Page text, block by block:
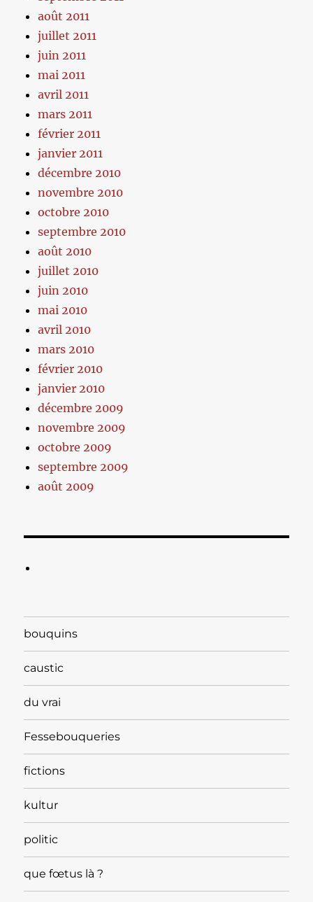
août 2011
juillet 2011
juin 2011
mai 2011
avril 2011
mars 2011
février 2011
janvier 2011
décembre 2010
novembre 2010
octobre 2010
septembre 2010
août 2010
juillet 2010
juin 2010
mai 2010
avril 2010
mars 2010
février 2010
janvier 2010
décembre 2009
novembre 2009
octobre 2009
septembre 2009
août 2009
bouquins
caustic
du vrai
Fessebouqueries
fictions
kultur
politic
que fœtus là ?